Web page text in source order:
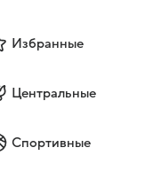
Избранные
Центральные
Спортивные